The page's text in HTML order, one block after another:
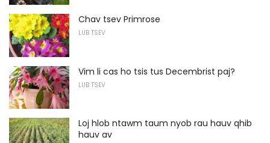
Chav tsev Primrose
LUB TSEV
Vim li cas ho tsis tus Decembrist paj?
LUB TSEV
Loj hlob ntawm taum nyob rau hauv qhib
hauv av